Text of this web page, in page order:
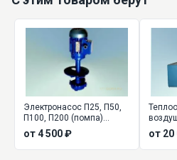
Электронасос П25, П50,
П100, П200 (помпа)
центробежный
вертикальный
от 4 500 ₽
24,
от 20